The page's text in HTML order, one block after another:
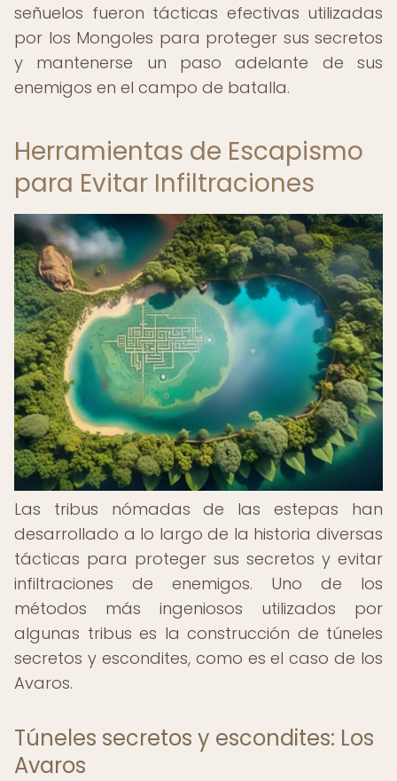
señuelos fueron tácticas efectivas utilizadas
por los Mongoles para proteger sus secretos
y mantenerse un paso adelante de sus
enemigos en el campo de batalla.
Herramientas de Escapismo
para Evitar Infiltraciones
Las tribus nómadas de las estepas han
desarrollado a lo largo de la historia diversas
tácticas para proteger sus secretos y evitar
infiltraciones de enemigos. Uno de los
métodos más ingeniosos utilizados por
algunas tribus es la construcción de túneles
secretos y escondites, como es el caso de los
Avaros.
Túneles secretos y escondites: Los
Avaros